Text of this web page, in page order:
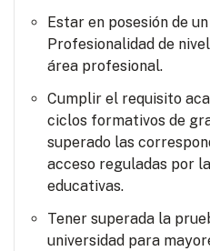
Estar en posesión de
Profesionalidad de
área profesional.
Cumplir el requisito
ciclos formativos de
superado las
acceso reguladas por
educativas.
Tener superada la
universidad para